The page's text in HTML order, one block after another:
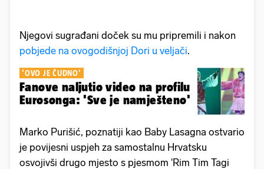
Njegovi sugrađani doček su mu pripremili i nakon
pobjede na ovogodišnjoj Dori u veljači.
'OVO JE ČUDNO'
Fanove naljutio video na profilu
Eurosonga: 'Sve je namješteno'
Marko Purišić, poznatiji kao Baby Lasagna ostvario
je povijesni uspjeh za samostalnu Hrvatsku
osvojivši drugo mjesto s pjesmom 'Rim Tim Tagi